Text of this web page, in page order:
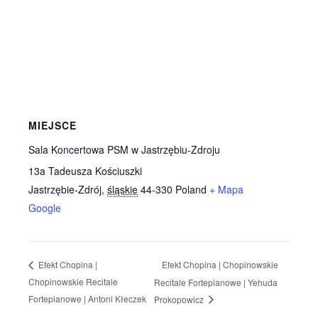
MIEJSCE
Sala Koncertowa PSM w Jastrzębiu-Zdroju
13a Tadeusza Kościuszki
Jastrzębie-Zdrój, śląskie 44-330 Poland + Mapa
Google
Efekt Chopina |
Chopinowskie Recitale
Fortepianowe | Antoni Kłeczek
Efekt Chopina | Chopinowskie
Recitale Fortepianowe | Yehuda
Prokopowicz